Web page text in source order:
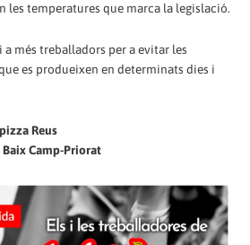
les temperatures que marca la legislació.
més treballadors per a evitar les
es produeixen en determinats dies i
Reus
Baix Camp-Priorat